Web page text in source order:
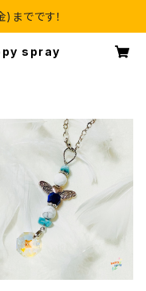
でです！
spray